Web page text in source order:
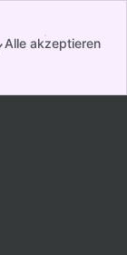
Alle akzeptieren